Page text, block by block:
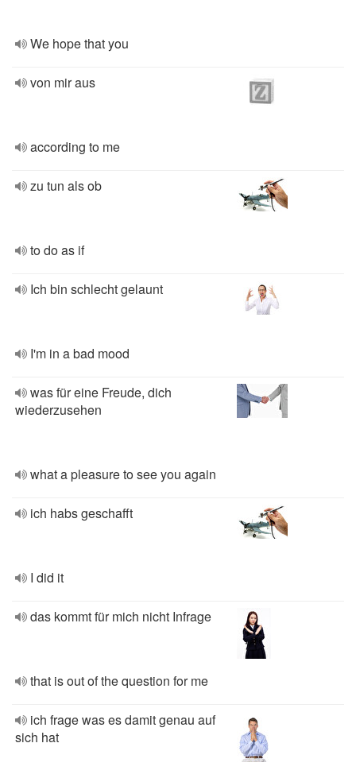
We hope that you
von mir aus
according to me
zu tun als ob
to do as if
Ich bin schlecht gelaunt
I'm in a bad mood
was für eine Freude, dich
wiederzusehen
what a pleasure to see you again
ich habs geschafft
I did it
das kommt für mich nicht Infrage
that is out of the question for me
ich frage was es damit genau auf
sich hat